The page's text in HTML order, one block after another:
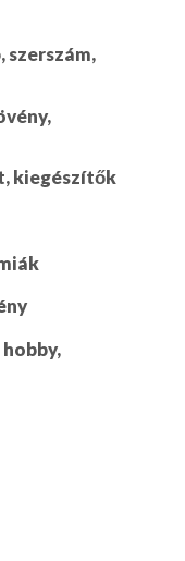
szerszám,
kiegészítők